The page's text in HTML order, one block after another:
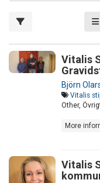
Vitalis
Björn
Vitalis
Other,
More
Vitalis